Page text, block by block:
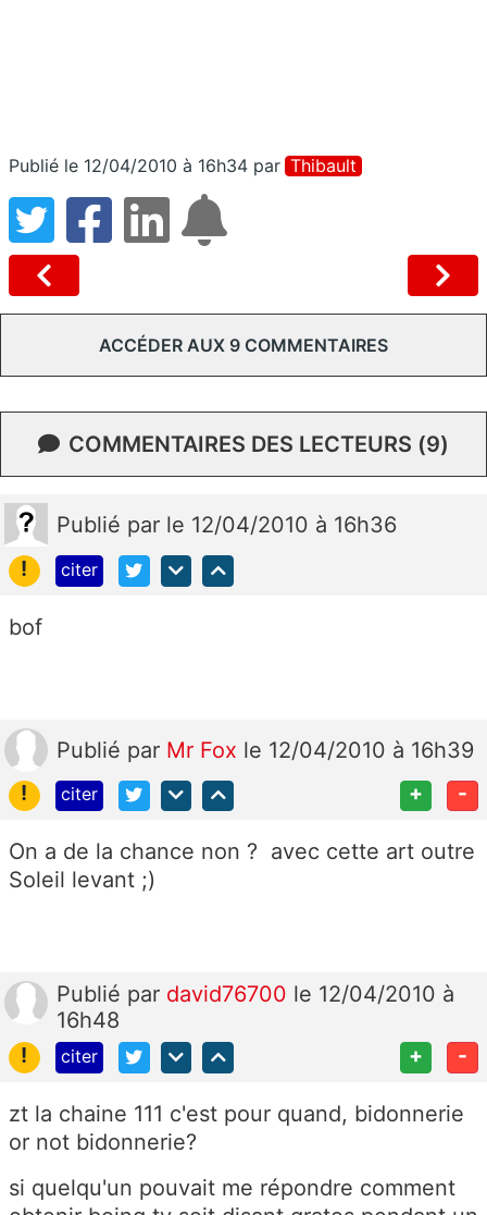
Publié le 12/04/2010 à 16h34 par Thibault
ACCÉDER AUX 9 COMMENTAIRES
COMMENTAIRES DES LECTEURS (9)
Publié par le 12/04/2010 à 16h36
!
citer
bof
Publié par Mr Fox le 12/04/2010 à 16h39
!
citer + -
On a de la chance non ? avec cette art outre
Soleil levant ;)
Publié par david76700 le 12/04/2010 à
16h48
!
citer + -
zt la chaine 111 c'est pour quand, bidonnerie
or not bidonnerie?
si quelqu'un pouvait me répondre comment